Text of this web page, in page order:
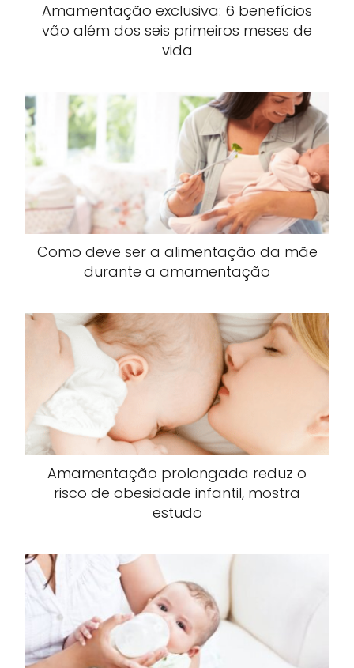
Amamentação exclusiva: 6 benefícios
vão além dos seis primeiros meses de
vida
Como deve ser a alimentação da mãe
durante a amamentação
Amamentação prolongada reduz o
risco de obesidade infantil, mostra
estudo